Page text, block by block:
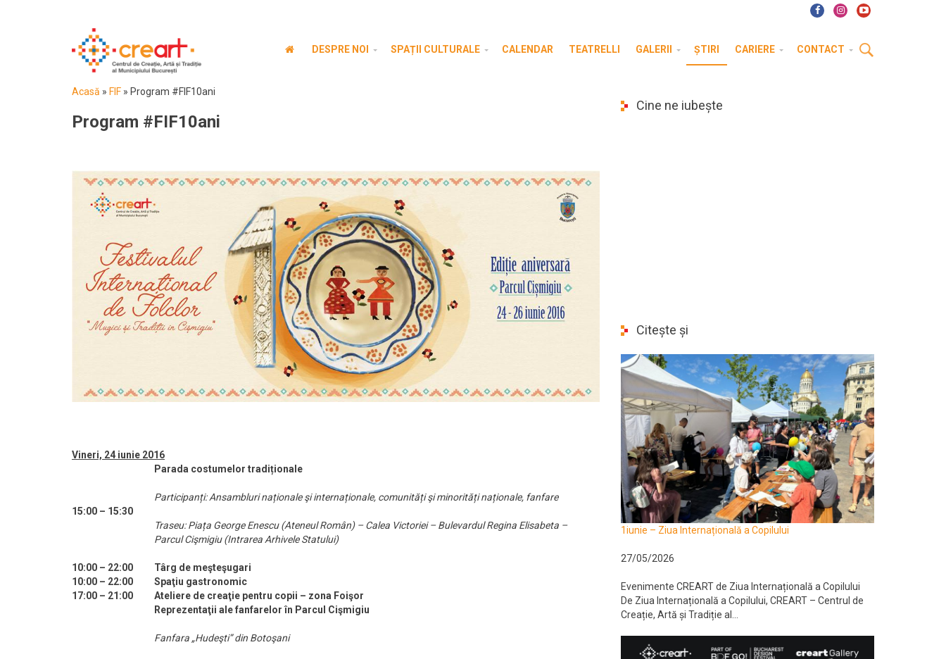
DESPRE NOI SPAȚII CULTURALE CALENDAR TEATRELLI GALERII ȘTIRI CARIERE CONTACT
Acasă » FIF » Program #FIF10ani
Program #FIF10ani
Vineri, 24 iunie 2016
15:00 – 15:30
Parada costumelor tradiționale
Participanți: Ansambluri naționale şi internaționale, comunități şi minorități naționale, fanfare
Traseu: Piața George Enescu (Ateneul Român) – Calea Victoriei – Bulevardul Regina Elisabeta –
Parcul Cişmigiu (Intrarea Arhivele Statului)
10:00 – 22:00
Târg de meşteşugari
10:00 – 22:00
Spaţiu gastronomic
17:00 – 21:00
Ateliere de creaţie pentru copii – zona Foişor
Reprezentaţii ale fanfarelor în Parcul Cişmigiu
Fanfara „Hudeşti” din Botoşani
Cine ne iubește
Citește și
1iunie – Ziua Internațională a Copilului
27/05/2026
Evenimente CREART de Ziua Internațională a Copilului
De Ziua Internațională a Copilului, CREART – Centrul de
Creație, Artă și Tradiție al...